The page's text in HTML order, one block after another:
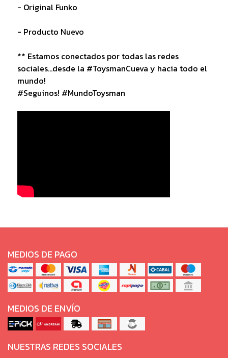
- Original Funko
- Producto Nuevo
** Estamos conectados por todas las redes
sociales...desde la #ToysmanCueva y hacia todo el
mundo!
#Seguinos! #MundoToysman
MEDIOS DE PAGO
MEDIOS DE ENVÍO
NUESTRAS REDES SOCIALES